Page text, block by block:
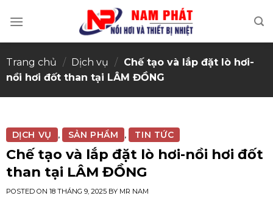
Trang chủ / Dịch vụ / Chế tạo và lắp đặt lò hơi-
nồi hơi đốt than tại LÂM ĐỒNG
DỊCH VỤ , SẢN PHẨM , TIN TỨC
Chế tạo và lắp đặt lò hơi-nồi hơi đốt
than tại LÂM ĐỒNG
POSTED ON 18 THÁNG 9, 2025BY MR NAM